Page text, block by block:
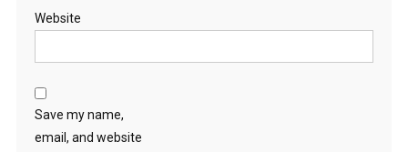
Website
Save my name,
email, and website